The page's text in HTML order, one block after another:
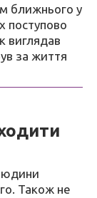
ближнього у
поступово
виглядав
за життя
Також не